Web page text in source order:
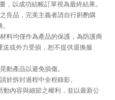
以成功結帳訂單視為最終結果。
良品，完美主義者請自行斟酌購
料均僅作為產品的保護，為防護商
或外力受損，恕不提供退換服
動產品以避免損傷。
於拆封過程中全程錄影。
內容與細節之權利，並以最新公